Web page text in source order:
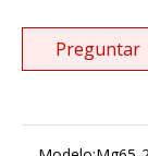
Preguntar